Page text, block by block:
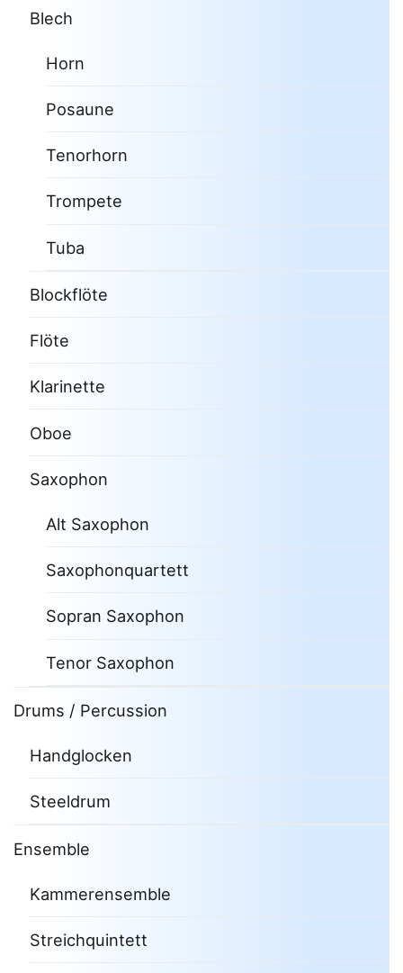
Blech
Horn
Posaune
Tenorhorn
Trompete
Tuba
Blockflöte
Flöte
Klarinette
Oboe
Saxophon
Alt Saxophon
Saxophonquartett
Sopran Saxophon
Tenor Saxophon
Drums / Percussion
Handglocken
Steeldrum
Ensemble
Kammerensemble
Streichquintett